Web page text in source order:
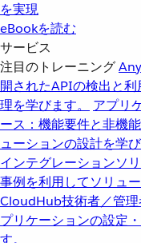
を実現
eBookを読む
サービス
注目のトレーニング
開されたAPIの検出と
理を学びます。
アプリ
ース：機能要件と非機
ューションの設計を学び
インテグレーションソ
事例を利用してソリュ
CloudHub技術者／管
プリケーションの設定
す。